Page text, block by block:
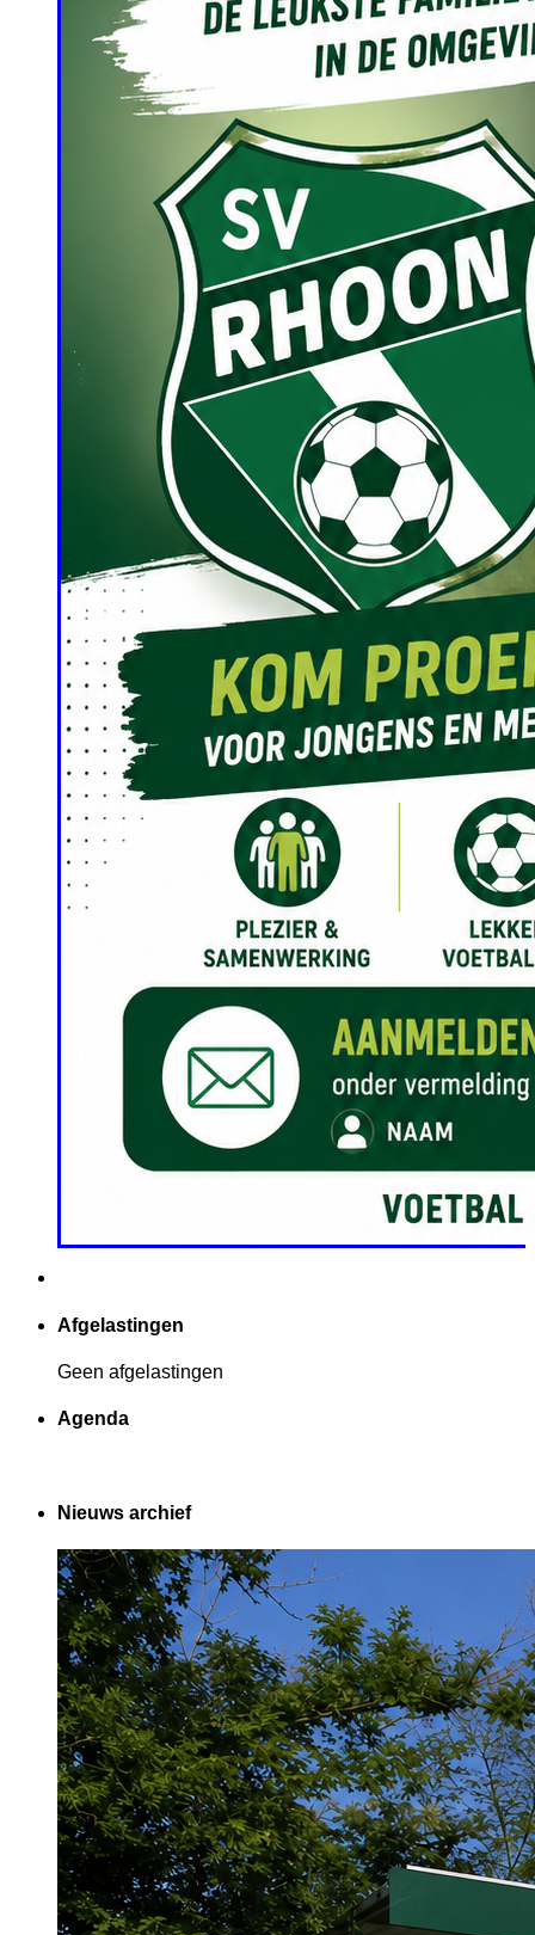
Afgelastingen
Geen afgelastingen
Agenda
Nieuws archief